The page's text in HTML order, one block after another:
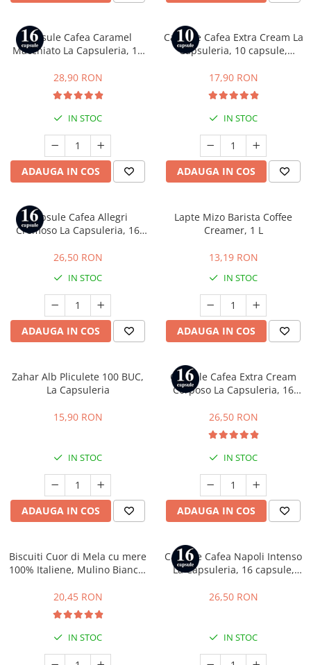
Capsule Cafea Caramel
Macchiato La Capsuleria, 16
Gusto
28,90 RON
IN STOC
ADAUGA IN COS
Capsule Cafea Extra Cream La
Capsuleria, 10 capsule,
17,90 RON
IN STOC
ADAUGA IN COS
Capsule Cafea Allegri
Cremoso La Capsuleria, 16
Lavazza a Modo Mio
26,50 RON
IN STOC
ADAUGA IN COS
Lapte Mizo Barista Coffee
Creamer, 1 L
13,19 RON
IN STOC
ADAUGA IN COS
Zahar Alb Pliculete 100 BUC,
La Capsuleria
15,90 RON
IN STOC
ADAUGA IN COS
Capsule Cafea Extra Cream
Corposo La Capsuleria, 16
Lavazza a Modo Mio
26,50 RON
IN STOC
ADAUGA IN COS
Biscuiti Cuor di Mela cu mere
100% Italiene, Mulino Bianco,
20,45 RON
IN STOC
Capsule Cafea Napoli Intenso
La Capsuleria, 16 capsule,
Modo Mio
26,50 RON
IN STOC